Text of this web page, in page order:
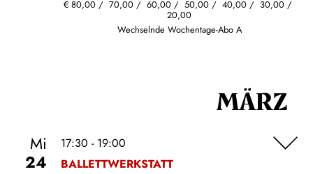
€80,00 70,00 60,00 50,00 40,00 30,00
20,00
Wechselnde Wochentage-Abo A
MÄRZ
Mi
24
17:30 - 19:00
BALLETTWERKSTATT